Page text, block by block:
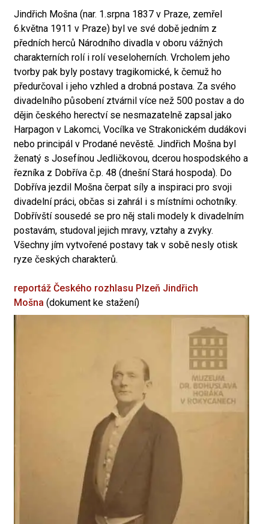
Jindřich Mošna (nar. 1.srpna 1837 v Praze, zemřel
6.května 1911 v Praze) byl ve své době jedním z
předních herců Národního divadla v oboru vážných
charakterních rolí i rolí veseloherních. Vrcholem jeho
tvorby pak byly postavy tragikomické, k čemuž ho
předurčoval i jeho vzhled a drobná postava. Za svého
divadelního působení ztvárnil více než 500 postav a do
dějin českého herectví se nesmazatelně zapsal jako
Harpagon v Lakomci, Vocílka ve Strakonickém dudákovi
nebo principál v Prodané nevěstě. Jindřich Mošna byl
ženatý s Josefínou Jedličkovou, dcerou hospodského a
řezníka z Dobříva č.p. 48 (dnešní Stará hospoda). Do
Dobříva jezdil Mošna čerpat síly a inspiraci pro svoji
divadelní práci, občas si zahrál i s místními ochotníky.
Dobřívští sousedé se pro něj stali modely k divadelním
postavám, studoval jejich mravy, vztahy a zvyky.
Všechny jím vytvořené postavy tak v sobě nesly otisk
ryze českých charakterů.
reportáž Českého rozhlasu Plzeň Jindřich
Mošna (dokument ke stažení)